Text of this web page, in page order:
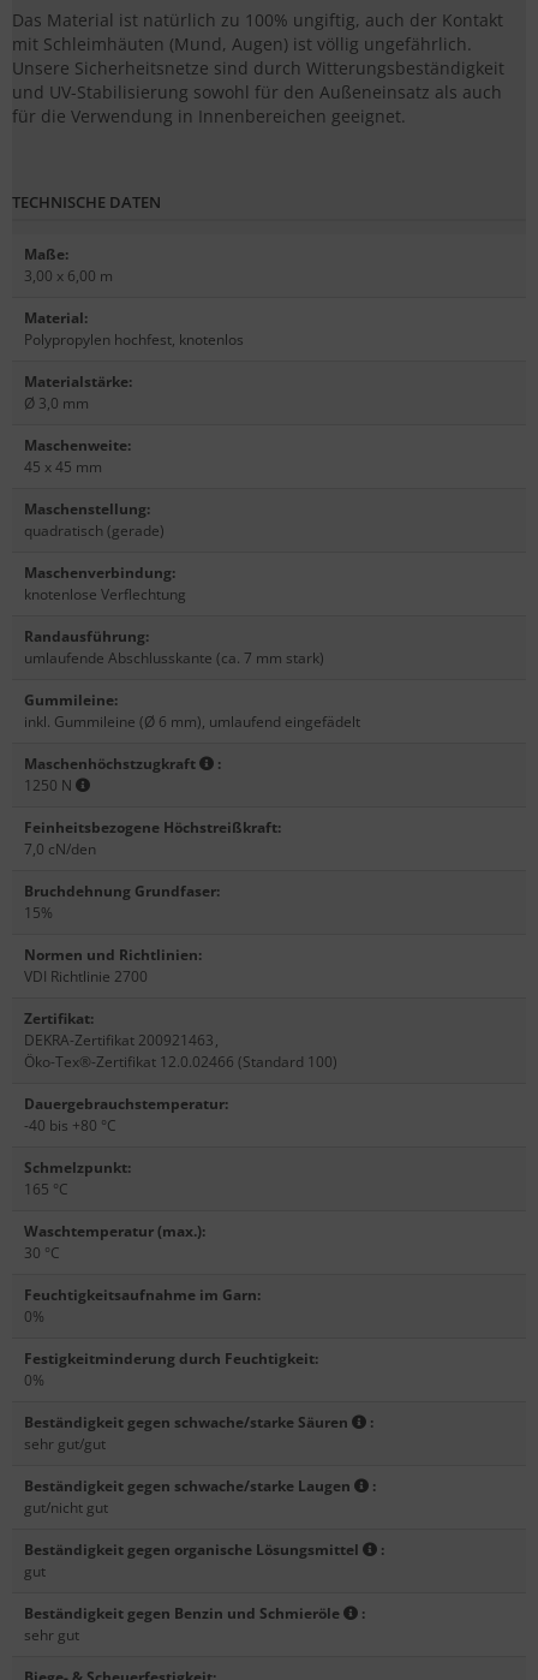
Das Material ist natürlich zu 100% ungiftig, auch der Kontakt
mit Schleimhäuten (Mund, Augen) ist völlig ungefährlich.
Unsere Sicherheitsnetze sind durch Witterungsbeständigkeit
und UV-Stabilisierung sowohl für den Außeneinsatz als auch
für die Verwendung in Innenbereichen geeignet.
TECHNISCHE DATEN
Maße:
3,00 x 6,00 m
Material:
Polypropylen hochfest, knotenlos
Materialstärke:
Ø 3,0 mm
Maschenweite:
45 x 45 mm
Maschenstellung:
quadratisch (gerade)
Maschenverbindung:
knotenlose Verflechtung
Randausführung:
umlaufende Abschlusskante (ca. 7 mm stark)
Gummileine:
inkl. Gummileine (Ø 6 mm), umlaufend eingefädelt
Maschenhöchstzugkraft
:
1250 N
Feinheitsbezogene Höchstreißkraft:
7,0 cN/den
Bruchdehnung Grundfaser:
15%
Normen und Richtlinien:
VDI Richtlinie 2700
Zertifikat:
DEKRA-Zertifikat 200921463,
Öko-Tex®-Zertifikat 12.0.02466 (Standard 100)
Dauergebrauchstemperatur:
-40 bis +80 °C
Schmelzpunkt:
165 °C
Waschtemperatur (max.):
30 °C
Feuchtigkeitsaufnahme im Garn:
0%
Festigkeitminderung durch Feuchtigkeit:
0%
Beständigkeit gegen schwache/starke Säuren
:
sehr gut/gut
Beständigkeit gegen schwache/starke Laugen
:
gut/nicht gut
Beständigkeit gegen organische Lösungsmittel
:
gut
Beständigkeit gegen Benzin und Schmieröle
:
sehr gut